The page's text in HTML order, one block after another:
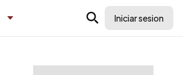
Iniciar sesion